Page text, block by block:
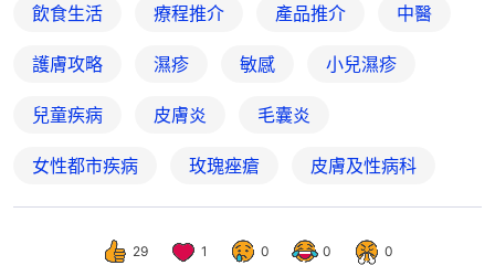
飲食生活 療程推介 產品推介 中醫
護膚攻略 濕疹 敏感 小兒濕疹
兒童疾病 皮膚炎 毛囊炎
女性都市疾病 玫瑰痤瘡 皮膚及性病科
29 1 0 0 0